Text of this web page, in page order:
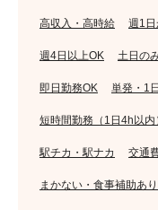
高収入・高時給 週1
週4日以上OK 土日の
即日勤務OK 単発・1
短時間勤務（1日4h以内
駅チカ・駅ナカ 交通
まかない・食事補助あり